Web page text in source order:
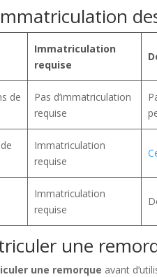
Immatriculation
requise
de
Pas d’immatriculation
requise
Immatriculation
requise
Immatriculation
requise
une
une remorque avant